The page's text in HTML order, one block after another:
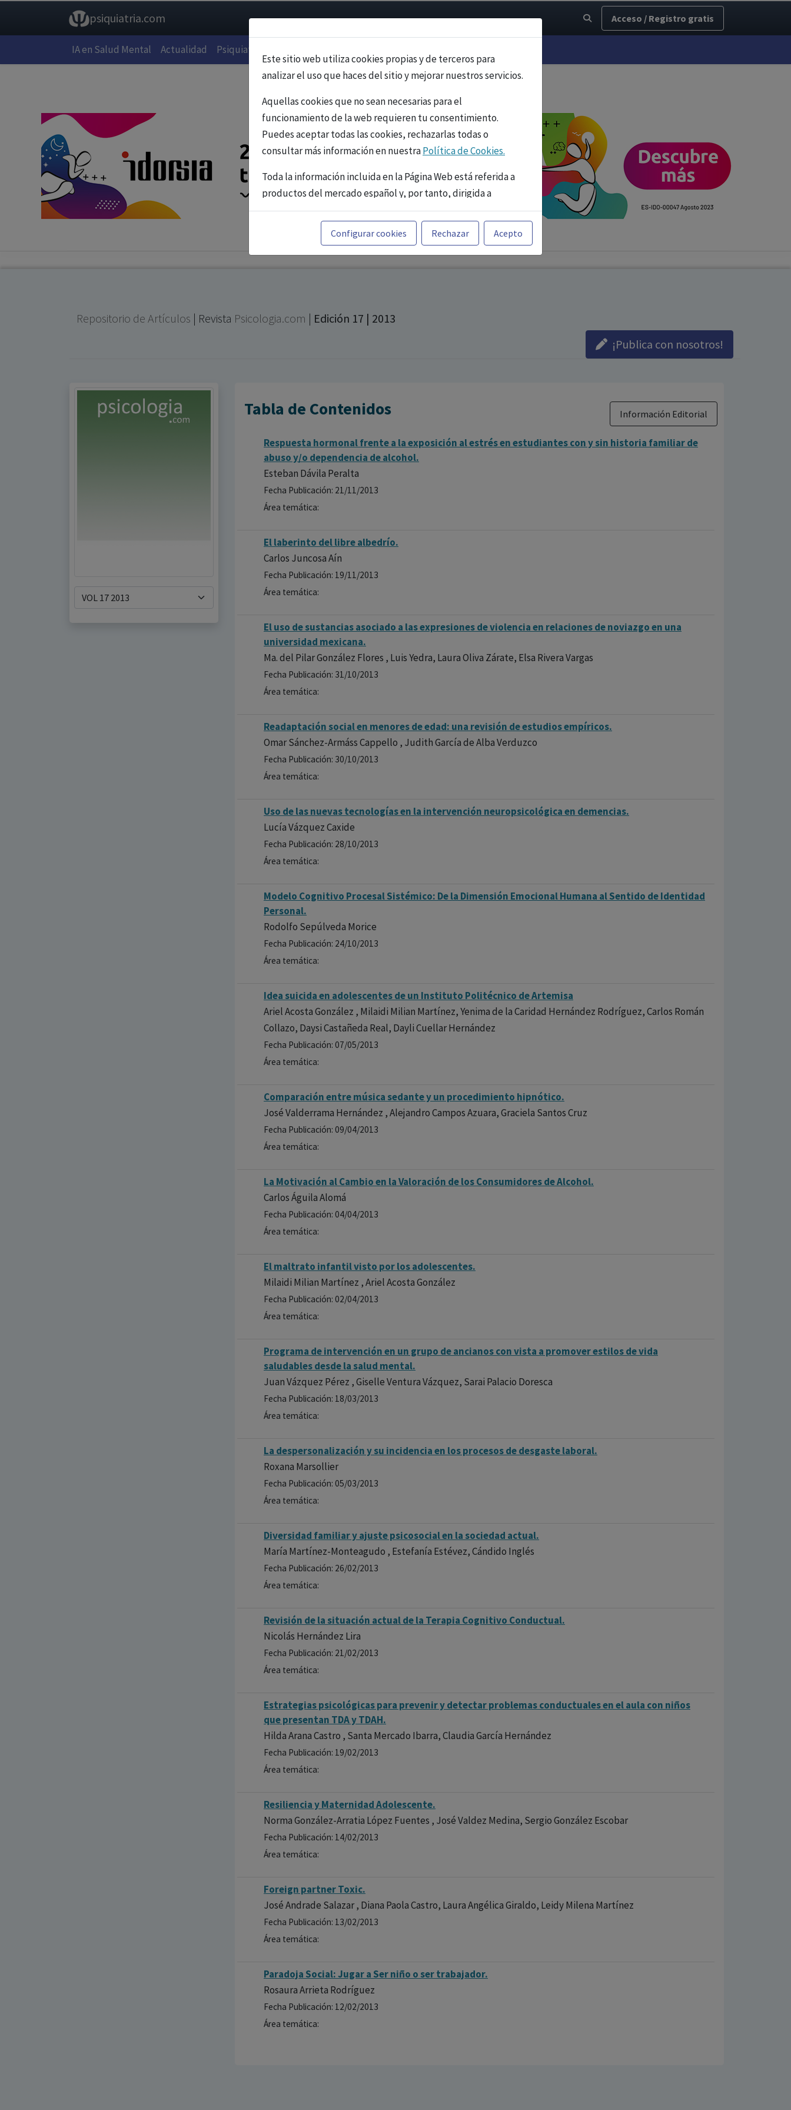
psiquiatria.com Acceso / Registro gratis
IA en Salud Mental Actualidad Psiquiatría
Este sitio web utiliza cookies propias y de terceros para
analizar el uso que haces del sitio y mejorar nuestros servicios.
Aquellas cookies que no sean necesarias para el
funcionamiento de la web requieren tu consentimiento.
Puedes aceptar todas las cookies, rechazarlas todas o
consultar más información en nuestraPolítica de Cookies.
Toda la información incluida en la Página Web está referida a
productos del mercado español y, por tanto, dirigida a
profesionales sanitarios legalmente facultados para
prescribir o dispensar medicamentos con ejercicio
profesional. La información técnica de los fármacos se facilita
a título meramente informativo, siendo responsabilidad de
Configurar cookies Rechazar Acepto
Repositorio de Artículos | Revista Psicologia.com | Edición 17 | 2013
¡Publica con nosotros!
Tabla de Contenidos Información Editorial
Respuesta hormonal frente a la exposición al estrés en estudiantes con y sin historia familiar de
abuso y/o dependencia de alcohol.
Esteban Dávila Peralta
Fecha Publicación: 21/11/2013
Área temática:
El laberinto del libre albedrío.
Carlos Juncosa Aín
Fecha Publicación: 19/11/2013
Área temática:
El uso de sustancias asociado a las expresiones de violencia en relaciones de noviazgo en una
universidad mexicana.
Ma. del Pilar González Flores , Luis Yedra, Laura Oliva Zárate, Elsa Rivera Vargas
Fecha Publicación: 31/10/2013
Área temática:
Readaptación social en menores de edad: una revisión de estudios empíricos.
Omar Sánchez-Armáss Cappello , Judith García de Alba Verduzco
Fecha Publicación: 30/10/2013
Área temática:
Uso de las nuevas tecnologías en la intervención neuropsicológica en demencias.
Lucía Vázquez Caxide
Fecha Publicación: 28/10/2013
Área temática:
Modelo Cognitivo Procesal Sistémico: De la Dimensión Emocional Humana al Sentido de Identidad
Personal.
Rodolfo Sepúlveda Morice
Fecha Publicación: 24/10/2013
Área temática:
Idea suicida en adolescentes de un Instituto Politécnico de Artemisa
Ariel Acosta González , Milaidi Milian Martínez, Yenima de la Caridad Hernández Rodríguez, Carlos Román
Collazo, Daysi Castañeda Real, Dayli Cuellar Hernández
Fecha Publicación: 07/05/2013
Área temática:
Comparación entre música sedante y un procedimiento hipnótico.
José Valderrama Hernández , Alejandro Campos Azuara, Graciela Santos Cruz
Fecha Publicación: 09/04/2013
Área temática:
La Motivación al Cambio en la Valoración de los Consumidores de Alcohol.
Carlos Águila Alomá
Fecha Publicación: 04/04/2013
Área temática:
El maltrato infantil visto por los adolescentes.
Milaidi Milian Martínez , Ariel Acosta González
Fecha Publicación: 02/04/2013
Área temática:
Programa de intervención en un grupo de ancianos con vista a promover estilos de vida
saludables desde la salud mental.
Juan Vázquez Pérez , Giselle Ventura Vázquez, Sarai Palacio Doresca
Fecha Publicación: 18/03/2013
Área temática:
La despersonalización y su incidencia en los procesos de desgaste laboral.
Roxana Marsollier
Fecha Publicación: 05/03/2013
Área temática:
Diversidad familiar y ajuste psicosocial en la sociedad actual.
María Martínez-Monteagudo , Estefanía Estévez, Cándido Inglés
Fecha Publicación: 26/02/2013
Área temática:
Revisión de la situación actual de la Terapia Cognitivo Conductual.
Nicolás Hernández Lira
Fecha Publicación: 21/02/2013
Área temática:
Estrategias psicológicas para prevenir y detectar problemas conductuales en el aula con niños
que presentan TDA y TDAH.
Hilda Arana Castro , Santa Mercado Ibarra, Claudia García Hernández
Fecha Publicación: 19/02/2013
Área temática:
Resiliencia y Maternidad Adolescente.
Norma González-Arratia López Fuentes , José Valdez Medina, Sergio González Escobar
Fecha Publicación: 14/02/2013
Área temática:
Foreign partner Toxic.
José Andrade Salazar , Diana Paola Castro, Laura Angélica Giraldo, Leidy Milena Martínez
Fecha Publicación: 13/02/2013
Área temática:
Paradoja Social: Jugar a Ser niño o ser trabajador.
Rosaura Arrieta Rodríguez
Fecha Publicación: 12/02/2013
Área temática: